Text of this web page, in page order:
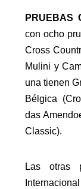
PRUEBAS
con ocho
Cross
Mulini y
una tienen
Bélgica
das
Classic).
Las otras